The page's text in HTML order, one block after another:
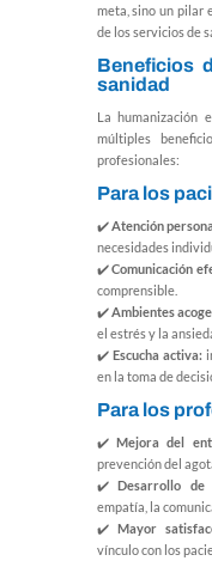
meta, sino un pilar
de los servicios de
Beneficios
sanidad
La humanización
múltiples
profesionales:
Para los
✔️Atención
necesidades
✔️Comunicación
comprensible.
✔️Ambientes
el estrés y la
✔️ Escucha activa:
en la toma de
Para los
✔️ Mejora del
prevención del
✔️Desarrollo de
empatía, la
✔️ Mayor
vínculo con los